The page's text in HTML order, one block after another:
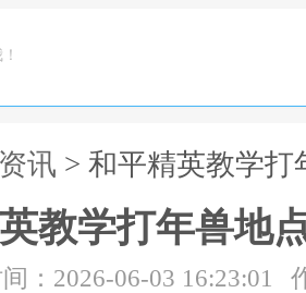
讯 > 和平精英教学
教学打年兽地
：2026-06-03 16:23:01